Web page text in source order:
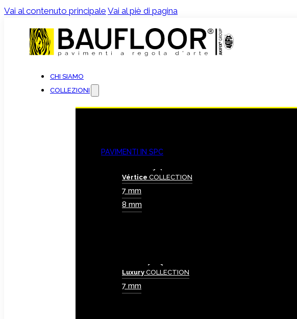
Vai al contenuto principale Vai al piè di pagina
CHI SIAMO
COLLEZIONI
PAVIMENTI IN SPC
Vértice COLLECTION
7 mm
8 mm
Luxury COLLECTION
7 mm